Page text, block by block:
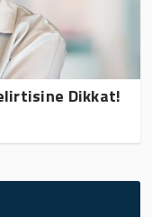
Dikkat!